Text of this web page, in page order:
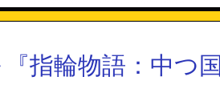
指輪物語：中つ